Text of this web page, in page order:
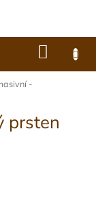
KOŠÍK
-
prsten